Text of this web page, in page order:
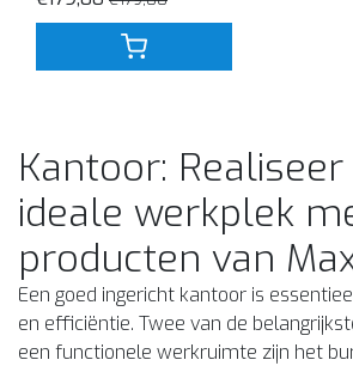
Kantoor:
ideale werkplek
producten van
Een goed ingericht kantoor is
en efficiëntie. Twee van de
een functionele werkruimte zijn het